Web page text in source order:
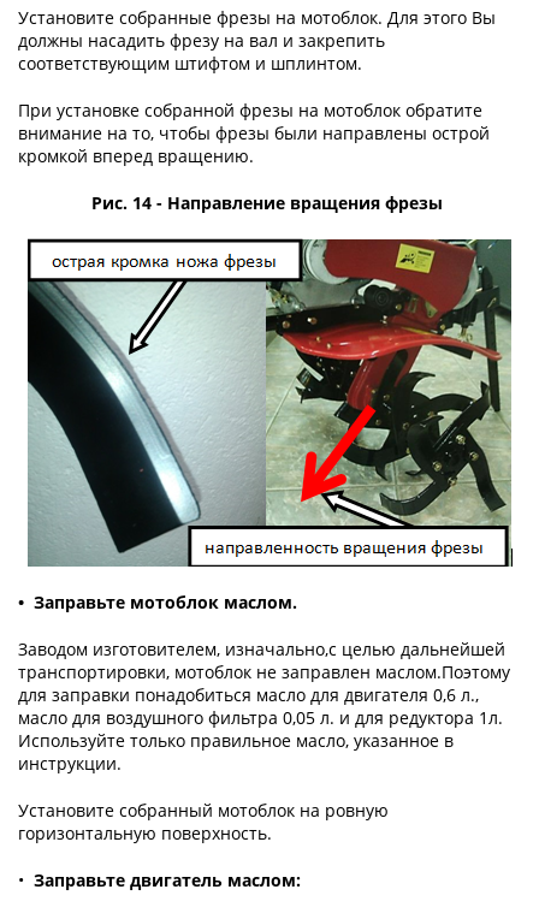
Установите собранные фрезы на мотоблок. Для этого Вы
должны насадить фрезу на вал и закрепить
соответствующим штифтом и шплинтом.
При установке собранной фрезы на мотоблок обратите
внимание на то, чтобы фрезы были направлены острой
кромкой вперед вращению.
Рис. 14 - Направление вращения фрезы
• Заправьте мотоблок маслом.
Заводом изготовителем, изначально,с целью дальнейшей
транспортировки, мотоблок не заправлен маслом.Поэтому
для заправки понадобиться масло для двигателя 0,6 л.,
масло для воздушного фильтра 0,05 л. и для редуктора 1л.
Используйте только правильное масло, указанное в
инструкции.
Установите собранный мотоблок на ровную
горизонтальную поверхность.
• Заправьте двигатель маслом: